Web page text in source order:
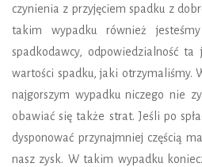
czynienia z przyjęciem spadku z
takim wypadku również
spadkodawcy, odpowiedzialność
wartości spadku, jaki otrzymaliśmy.
najgorszym wypadku niczego nie
obawiać się także strat. Jeśli po
dysponować przynajmniej częścią
nasz zysk. W takim wypadku